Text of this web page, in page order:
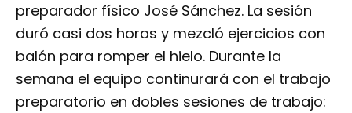
preparador físico José Sánchez. La sesión
duró casi dos horas y mezcló ejercicios con
balón para romper el hielo. Durante la
semana el equipo continurará con el trabajo
preparatorio en dobles sesiones de trabajo: